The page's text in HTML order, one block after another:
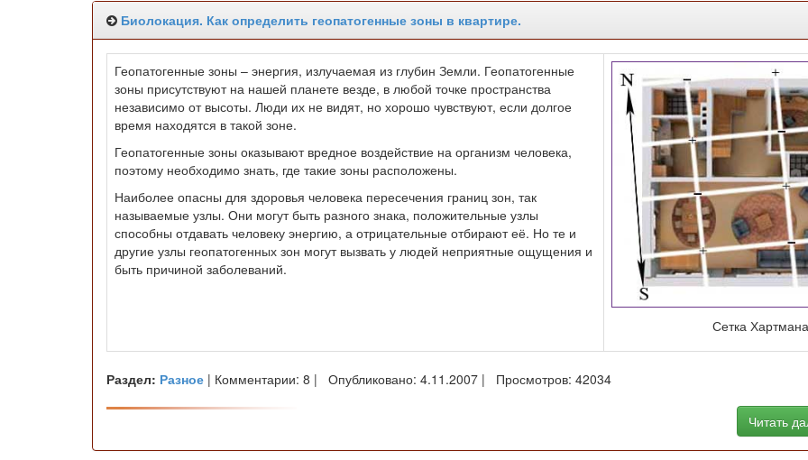
Биолокация. Как определить геопатогенные зоны в квартире.
Геопатогенные зоны – энергия, излучаемая из глубин Земли. Геопатогенные
зоны присутствуют на нашей планете везде, в любой точке пространства
независимо от высоты. Люди их не видят, но хорошо чувствуют, если долгое
время находятся в такой зоне.
Геопатогенные зоны оказывают вредное воздействие на организм человека,
поэтому необходимо знать, где такие зоны расположены.
Наиболее опасны для здоровья человека пересечения границ зон, так
называемые узлы. Они могут быть разного знака, положительные узлы
способны отдавать человеку энергию, а отрицательные отбирают её. Но те и
другие узлы геопатогенных зон могут вызвать у людей неприятные ощущения и
быть причиной заболеваний.
Сетка
Раздел: Разное | Комментарии: 8 | Опубликовано: 4.11.2007 | Просмотров: 42034
Читать